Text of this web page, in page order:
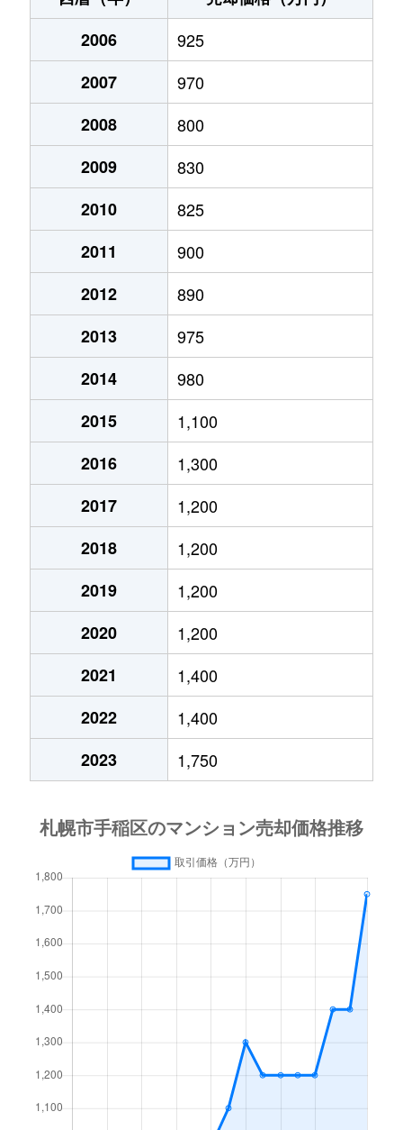
手稲本町１条
2,400万円
手稲本町２条
3,000万円
手稲本町２条
2,500万円
手稲本町３条
2,400万円
富丘２条
2,500万円
富丘２条
1,100万円
富丘２条
1,600万円
富丘２条
1,400万円
富丘２条
2,000万円
西宮の沢６条
2,200万円
星置１条
2,300万円
星置１条
1,800万円
星置１条
1,500万円
星置２条
1,400万円
前田５条
1,900万円
前田５条
910万円
2006
925
2007
970
2008
800
2009
830
2010
825
2011
900
2012
890
2013
975
2014
980
2015
1,100
2016
1,300
2017
1,200
2018
1,200
2019
1,200
2020
1,200
2021
1,400
2022
1,400
2023
1,750